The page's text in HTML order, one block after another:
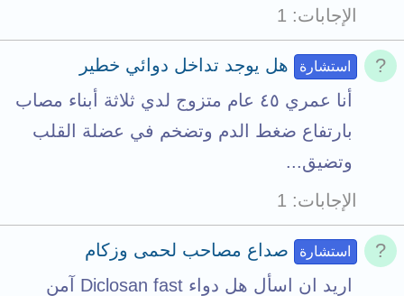
الإجابات
1
استشارة
هل يوجد تداخل دوائي خطير
أنا عمري ٤٥ عام متزوج لدي ثلاثة أبناء مصاب
بارتفاع ضغط الدم وتضخم في عضلة القلب
وتضيق...
الإجابات
1
استشارة
صداع مصاحب لحمى وزكام
اريد ان اسأل هل دواء Diclosan fast آمن